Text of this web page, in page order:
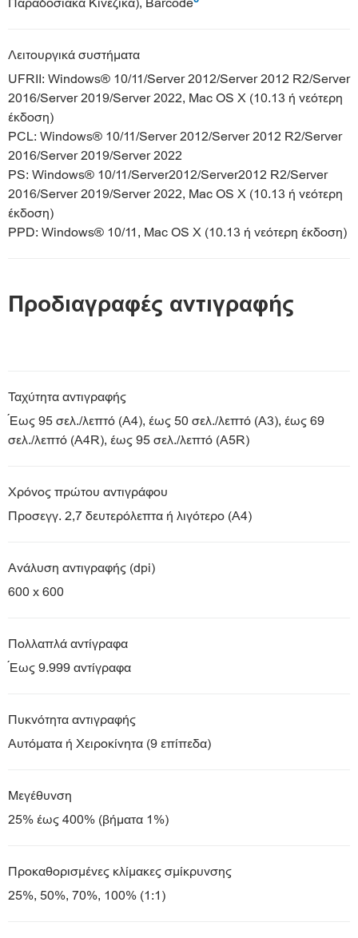
Λειτουργικά συστήματα
UFRII: Windows® 10/11/Server 2012/Server 2012 R2/Server
2016/Server 2019/Server 2022, Mac OS X (10.13 ή νεότερη
έκδοση)
PCL: Windows® 10/11/Server 2012/Server 2012 R2/Server
2016/Server 2019/Server 2022
PS: Windows® 10/11/Server2012/Server2012 R2/Server
2016/Server 2019/Server 2022, Mac OS X (10.13 ή νεότερη
έκδοση)
PPD: Windows® 10/11, Mac OS X (10.13 ή νεότερη έκδοση)
Προδιαγραφές αντιγραφής
Ταχύτητα αντιγραφής
Έως 95 σελ./λεπτό (A4), έως 50 σελ./λεπτό (A3), έως 69
σελ./λεπτό (A4R), έως 95 σελ./λεπτό (A5R)
Χρόνος πρώτου αντιγράφου
Προσεγγ. 2,7 δευτερόλεπτα ή λιγότερο (A4)
Ανάλυση αντιγραφής (dpi)
600 x 600
Πολλαπλά αντίγραφα
Έως 9.999 αντίγραφα
Πυκνότητα αντιγραφής
Αυτόματα ή Χειροκίνητα (9 επίπεδα)
Μεγέθυνση
25% έως 400% (βήματα 1%)
Προκαθορισμένες κλίμακες σμίκρυνσης
25%, 50%, 70%, 100% (1:1)